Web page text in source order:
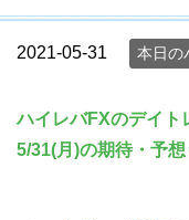
2021-05-31 本日の
ハイレバFXのデイト
5/31(月)の期待・予